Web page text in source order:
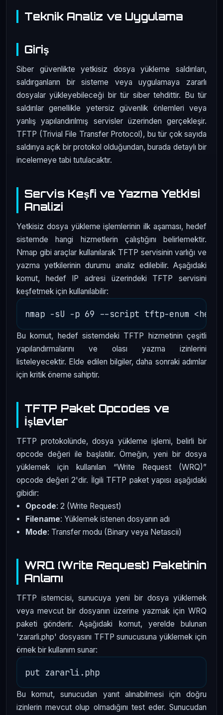
Teknik Analiz ve Uygulama
Giriş
Siber güvenlikte yetkisiz dosya yükleme saldırıları,
saldırganların bir sisteme veya uygulamaya zararlı
dosyalar yükleyebileceği bir tür siber tehdittir. Bu tür
saldırılar genellikle yetersiz güvenlik önlemleri veya
yanlış yapılandırılmış servisler üzerinden gerçekleşir.
TFTP (Trivial File Transfer Protocol), bu tür çok sayıda
saldırıya açık bir protokol olduğundan, burada detaylı bir
incelemeye tabi tutulacaktır.
Servis Keşfi ve Yazma Yetkisi
Analizi
Yetkisiz dosya yükleme işlemlerinin ilk aşaması, hedef
sistemde hangi hizmetlerin çalıştığını belirlemektir.
Nmap gibi araçlar kullanılarak TFTP servisinin varlığı ve
yazma yetkilerinin durumu analiz edilebilir. Aşağıdaki
komut, hedef IP adresi üzerindeki TFTP servisini
keşfetmek için kullanılabilir:
Bu komut, hedef sistemdeki TFTP hizmetinin çeşitli
yapılandırmalarını ve olası yazma izinlerini
listeleyecektir. Elde edilen bilgiler, daha sonraki adımlar
için kritik öneme sahiptir.
TFTP Paket Opcodes ve
İşlevler
TFTP protokolünde, dosya yükleme işlemi, belirli bir
opcode değeri ile başlatılır. Örneğin, yeni bir dosya
yüklemek için kullanılan “Write Request (WRQ)”
opcode değeri 2'dir. İlgili TFTP paket yapısı aşağıdaki
gibidir:
Opcode: 2 (Write Request)
Filename: Yüklemek istenen dosyanın adı
Mode: Transfer modu (Binary veya Netascii)
WRQ (Write Request) Paketinin
Anlamı
TFTP istemcisi, sunucuya yeni bir dosya yüklemek
veya mevcut bir dosyanın üzerine yazmak için WRQ
paketi gönderir. Aşağıdaki komut, yerelde bulunan
'zararli.php' dosyasını TFTP sunucusuna yüklemek için
örnek bir kullanım sunar:
Bu komut, sunucudan yanıt alınabilmesi için doğru
izinlerin mevcut olup olmadığını test eder. Sunucudan